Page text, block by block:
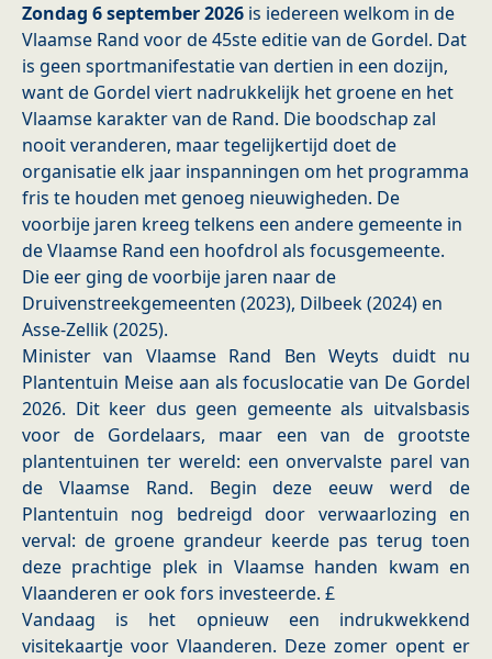
Zondag 6 september 2026 is iedereen welkom in de
Vlaamse Rand voor de 45ste editie van de Gordel. Dat
is geen sportmanifestatie van dertien in een dozijn,
want de Gordel viert nadrukkelijk het groene en het
Vlaamse karakter van de Rand. Die boodschap zal
nooit veranderen, maar tegelijkertijd doet de
organisatie elk jaar inspanningen om het programma
fris te houden met genoeg nieuwigheden. De
voorbije jaren kreeg telkens een andere gemeente in
de Vlaamse Rand een hoofdrol als focusgemeente.
Die eer ging de voorbije jaren naar de
Druivenstreekgemeenten (2023), Dilbeek (2024) en
Asse-Zellik (2025).
Minister van Vlaamse Rand Ben Weyts duidt nu
Plantentuin Meise aan als focuslocatie van De Gordel
2026. Dit keer dus geen gemeente als uitvalsbasis
voor de Gordelaars, maar een van de grootste
plantentuinen ter wereld: een onvervalste parel van
de Vlaamse Rand. Begin deze eeuw werd de
Plantentuin nog bedreigd door verwaarlozing en
verval: de groene grandeur keerde pas terug toen
deze prachtige plek in Vlaamse handen kwam en
Vlaanderen er ook fors investeerde. £
Vandaag is het opnieuw een indrukwekkend
visitekaartje voor Vlaanderen. Deze zomer opent er